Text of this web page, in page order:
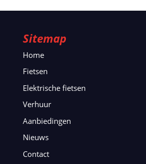
Sitemap
Home
Fietsen
Elektrische fietsen
Verhuur
Aanbiedingen
Nieuws
Contact